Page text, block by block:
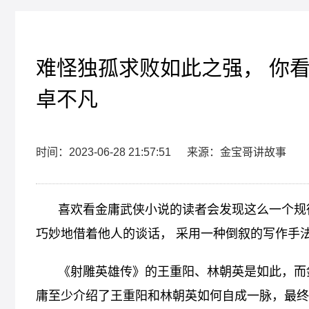
难怪独孤求败如此之强， 你
卓不凡
时间：2023-06-28 21:57:51 来源：金宝哥讲故事
喜欢看金庸武侠小说的读者会发现这么一个
巧妙地借着他人的谈话， 采用一种倒叙的写作手
《射雕英雄传》的王重阳、林朝英是如此，
庸至少介绍了王重阳和林朝英如何自成一脉，最